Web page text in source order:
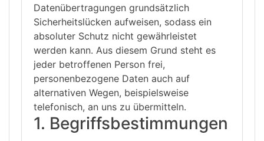
Datenübertragungen grundsätzlich
Sicherheitslücken aufweisen, sodass ein
absoluter Schutz nicht gewährleistet
werden kann. Aus diesem Grund steht es
jeder betroffenen Person frei,
personenbezogene Daten auch auf
alternativen Wegen, beispielsweise
telefonisch, an uns zu übermitteln.
1. Begriffsbestimmungen